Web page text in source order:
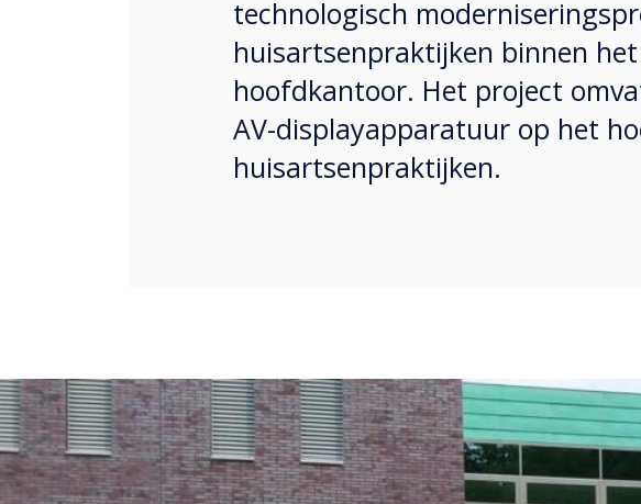
technologisch
huisartsenpraktijken binnen
hoofdkantoor. Het project
AV-displayapparatuur op het
huisartsenpraktijken.